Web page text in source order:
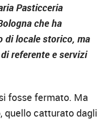
Pasticceria
che ha
di locale storico, ma
referente e servizi
fosse fermato. Ma
quello catturato dagli